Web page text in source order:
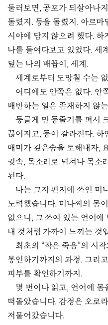
둘러보면, 공포가 되살아나
돌렸지. 등을 돌렸지. 아르
시야에 담지 않으려 했다.
나를 들여다보고 있었다. 세
덮는 나의 배꼽이, 세계.
세계로부터 도망칠 수는
어디에도 안쪽은 없다. 안
배반하는 일은 존재하지 않
둥글게 만 등줄기를 펴서
끊어지고, 등이 갈라진다.
매미가 깊은숨을 토해내자,
귓속, 목소리로 넘쳐나 목소
된다.
나는 그저 편지에 쓰인 미
노력했습니다. 미나씨의 몸
없으니, 그 쓰여 있는 언어
내 것처럼 가까이 느끼는 것
최초의 “작은 죽음”의 시
봉인하기까지의 과정. 그리
피부를 확인하기까지.
몇 번이나 읽고, 언어에
떠돌았습니다. 감정은 오로
저물어갔습니다.